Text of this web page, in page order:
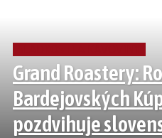
Grand Roastery:
Bardejovských
pozdvihuje